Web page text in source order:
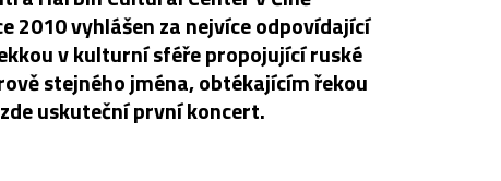
2010 vyhlášen za nejvíce odpovídající
v kulturní sféře propojující ruské
stejného jména, obtékajícím řekou
uskuteční první koncert.